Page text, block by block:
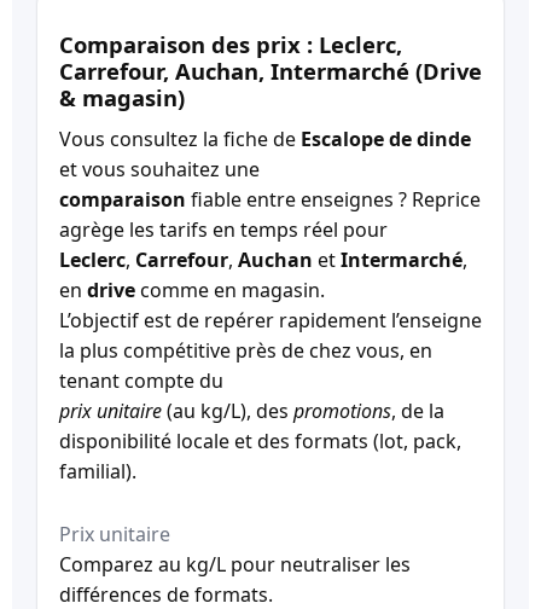
Comparaison des prix : Leclerc,
Carrefour, Auchan, Intermarché (Drive
& magasin)
Vous consultez la fiche de Escalope de dinde
et vous souhaitez une
comparaison fiable entre enseignes ? Reprice
agrège les tarifs en temps réel pour
Leclerc, Carrefour, Auchan etIntermarché,
en drivecomme en magasin.
L’objectif est de repérer rapidement l’enseigne
la plus compétitive près de chez vous, en
tenant compte du
prix unitaire(au kg/L), des promotions, de la
disponibilité locale et des formats (lot, pack,
familial).
Prix unitaire
Comparez au kg/L pour neutraliser les
différences de formats.